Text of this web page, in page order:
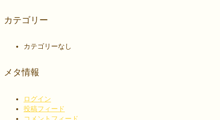
カテゴリー
カテゴリーなし
メタ情報
ログイン
投稿フィード
コメントフィード